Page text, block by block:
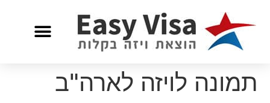
תמונה לויזה לארה"ב